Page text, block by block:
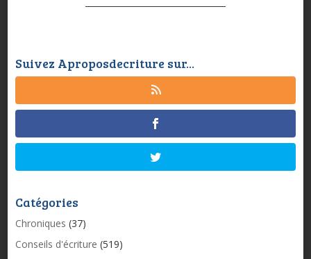
Suivez Aproposdecriture sur...
Catégories
Chroniques (37)
Conseils d'écriture (519)